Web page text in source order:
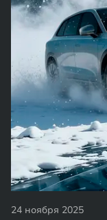
24 ноября 2025